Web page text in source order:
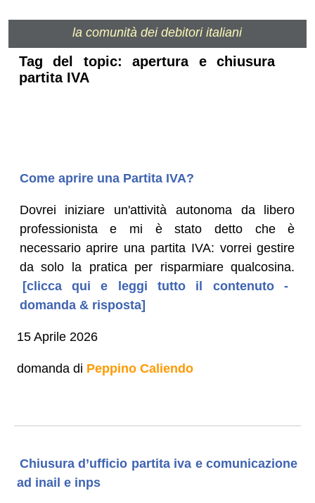
la comunità dei debitori italiani
Tag del topic: apertura e chiusura
partita IVA
Come aprire una Partita IVA?
Dovrei iniziare un'attività autonoma da libero
professionista e mi è stato detto che è
necessario aprire una partita IVA: vorrei gestire
da solo la pratica per risparmiare qualcosina.
[clicca qui e leggi tutto il contenuto -
domanda & risposta]
15 Aprile 2026
domanda di Peppino Caliendo
Chiusura d’ufficio partita iva e comunicazione
ad inail e inps